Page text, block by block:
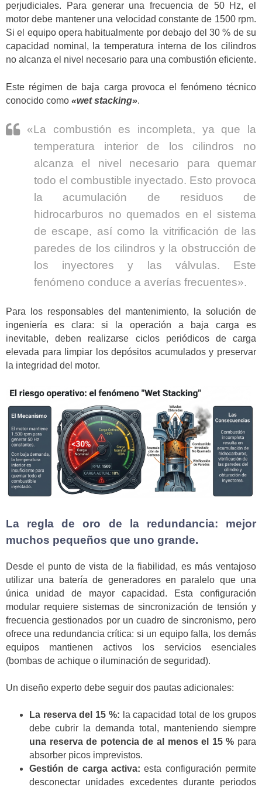
perjudiciales. Para generar una frecuencia de 50 Hz, el
motor debe mantener una velocidad constante de 1500 rpm.
Si el equipo opera habitualmente por debajo del 30 % de su
capacidad nominal, la temperatura interna de los cilindros
no alcanza el nivel necesario para una combustión eficiente.
Este régimen de baja carga provoca el fenómeno técnico
conocido como «wet stacking».
«La combustión es incompleta, ya que la
temperatura interior de los cilindros no
alcanza el nivel necesario para quemar
todo el combustible inyectado. Esto provoca
la acumulación de residuos de
hidrocarburos no quemados en el sistema
de escape, así como la vitrificación de las
paredes de los cilindros y la obstrucción de
los inyectores y las válvulas. Este
fenómeno conduce a averías frecuentes».
Para los responsables del mantenimiento, la solución de
ingeniería es clara: si la operación a baja carga es
inevitable, deben realizarse ciclos periódicos de carga
elevada para limpiar los depósitos acumulados y preservar
la integridad del motor.
La regla de oro de la redundancia: mejor
muchos pequeños que uno grande.
Desde el punto de vista de la fiabilidad, es más ventajoso
utilizar una batería de generadores en paralelo que una
única unidad de mayor capacidad. Esta configuración
modular requiere sistemas de sincronización de tensión y
frecuencia gestionados por un cuadro de sincronismo, pero
ofrece una redundancia crítica: si un equipo falla, los demás
equipos mantienen activos los servicios esenciales
(bombas de achique o iluminación de seguridad).
Un diseño experto debe seguir dos pautas adicionales:
La reserva del 15 %: la capacidad total de los grupos
debe cubrir la demanda total, manteniendo siempre
una reserva de potencia de al menos el 15 % para
absorber picos imprevistos.
Gestión de carga activa: esta configuración permite
desconectar unidades excedentes durante periodos